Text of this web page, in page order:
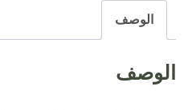
الوصف
الوصف